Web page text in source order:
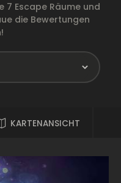
7 Escape Räume und
die Bewertungen
KARTENANSICHT